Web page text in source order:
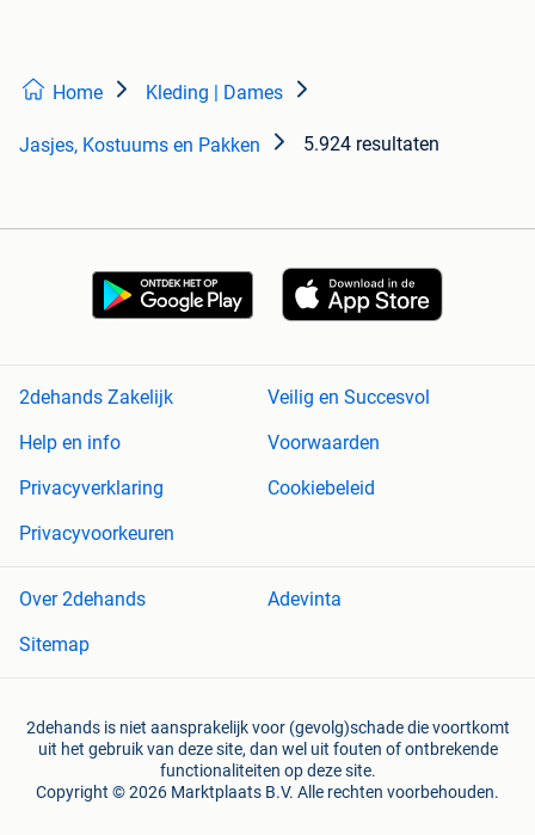
Home Kleding | Dames
Jasjes, Kostuums en Pakken 5.924 resultaten
2dehands Zakelijk
Veilig en Succesvol
Help en info
Voorwaarden
Privacyverklaring
Cookiebeleid
Privacyvoorkeuren
Over 2dehands
Adevinta
Sitemap
2dehands is niet aansprakelijk voor (gevolg)schade die voortkomt
uit het gebruik van deze site, dan wel uit fouten of ontbrekende
functionaliteiten op deze site.
Copyright © 2026 Marktplaats B.V. Alle rechten voorbehouden.